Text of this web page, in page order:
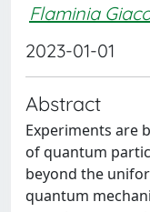
Flaminia
2023-01-01
Abstract
Experiments are
of quantum
beyond the
quantum